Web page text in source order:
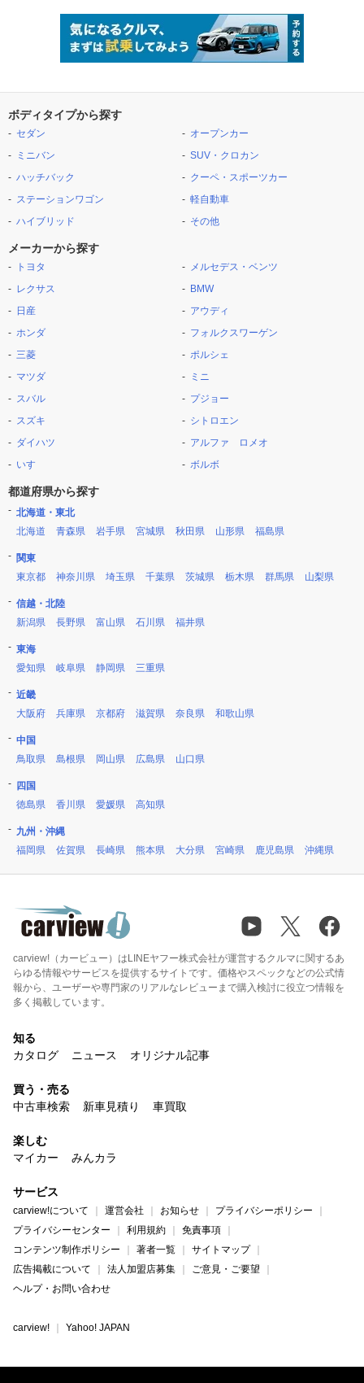
ボディタイプから探す
セダン
ミニバン
ハッチバック
ステーションワゴン
ハイブリッド
オープンカー
SUV・クロカン
クーペ・スポーツカー
軽自動車
その他
メーカーから探す
トヨタ
レクサス
日産
ホンダ
三菱
マツダ
スバル
スズキ
ダイハツ
いすゞ
メルセデス・ベンツ
BMW
アウディ
フォルクスワーゲン
ポルシェ
ミニ
プジョー
シトロエン
アルファ ロメオ
ボルボ
都道府県から探す
北海道・東北
北海道
青森県 岩手県 宮城県 秋田県 山形県 福島県
関東
東京都
神奈川県 埼玉県 千葉県 茨城県 栃木県 群馬県 山梨県
信越・北陸
新潟県
長野県 富山県 石川県 福井県
東海
愛知県
岐阜県 静岡県 三重県
近畿
大阪府
兵庫県 京都府 滋賀県 奈良県 和歌山県
中国
鳥取県
島根県 岡山県 広島県 山口県
四国
徳島県
香川県 愛媛県 高知県
九州・沖縄
福岡県
佐賀県 長崎県 熊本県 大分県 宮崎県 鹿児島県 沖縄県
carview!（カービュー）はLINEヤフー株式会社が運営するクルマに関するあ
らゆる情報やサービスを提供するサイトです。価格やスペックなどの公式情
報から、ユーザーや専門家のリアルなレビューまで購入検討に役立つ情報を
多く掲載しています。
知る
カタログ
ニュース オリジナル記事
買う・売る
中古車検索
新車見積り 車買取
楽しむ
マイカー
みんカラ
サービス
carview!について 運営会社 お知らせ
プライバシーポリシー
プライバシーセンター
利用規約
免責事項
コンテンツ制作ポリシー
著者一覧
サイトマップ
広告掲載について
法人加盟店募集
ご意見・ご要望
ヘルプ・お問い合わせ
carview! Yahoo! JAPAN